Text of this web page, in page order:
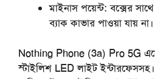
মাইনাস পয়েন্ট: বক্সের
ব্যাক কাভার পাওয়া যায় না।
Nothing Phone (3a) Pro 5G
স্টাইলিশ LED লাইট